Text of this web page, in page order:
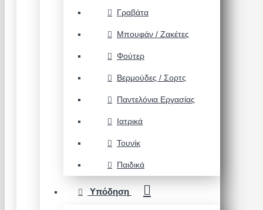
Γραβάτα
Μπουφάν / Ζακέτες
Φούτερ
Βερμούδες / Σορτς
Παντελόνια Εργασίας
Ιατρικά
Τουνίκ
Παιδικά
Υπόδηση